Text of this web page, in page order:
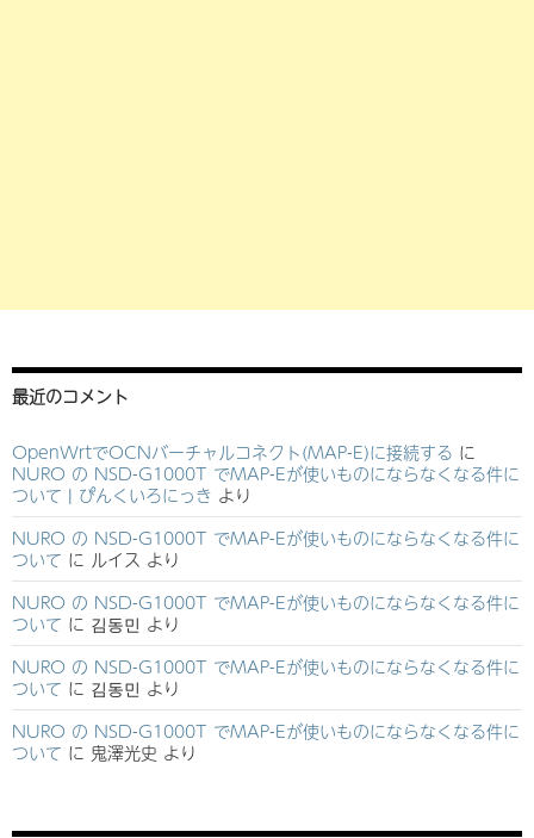
最近のコメント
OpenWrtでOCNバーチャルコネクト(MAP-E)に接続する に
NURO の NSD-G1000T でMAP-Eが使いものにならなくなる件に
ついて | ぴんくいろにっき より
NURO の NSD-G1000T でMAP-Eが使いものにならなくなる件に
ついて に ルイス より
NURO の NSD-G1000T でMAP-Eが使いものにならなくなる件に
ついて に 김동민 より
NURO の NSD-G1000T でMAP-Eが使いものにならなくなる件に
ついて に 김동민 より
NURO の NSD-G1000T でMAP-Eが使いものにならなくなる件に
ついて に 鬼澤光史 より